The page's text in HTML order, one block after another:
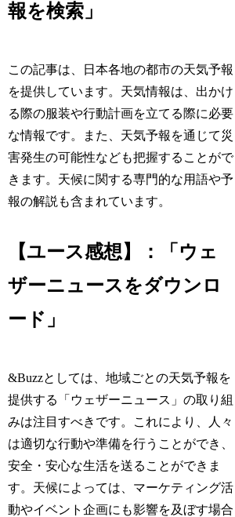
報を検索」
この記事は、日本各地の都市の天気予報
を提供しています。天気情報は、出かけ
る際の服装や行動計画を立てる際に必要
な情報です。また、天気予報を通じて災
害発生の可能性なども把握することがで
きます。天候に関する専門的な用語や予
報の解説も含まれています。
【ユース感想】：「ウェ
ザーニュースをダウンロ
ード」
&Buzzとしては、地域ごとの天気予報を
提供する「ウェザーニュース」の取り組
みは注目すべきです。これにより、人々
は適切な行動や準備を行うことができ、
安全・安心な生活を送ることができま
す。天候によっては、マーケティング活
動やイベント企画にも影響を及ぼす場合